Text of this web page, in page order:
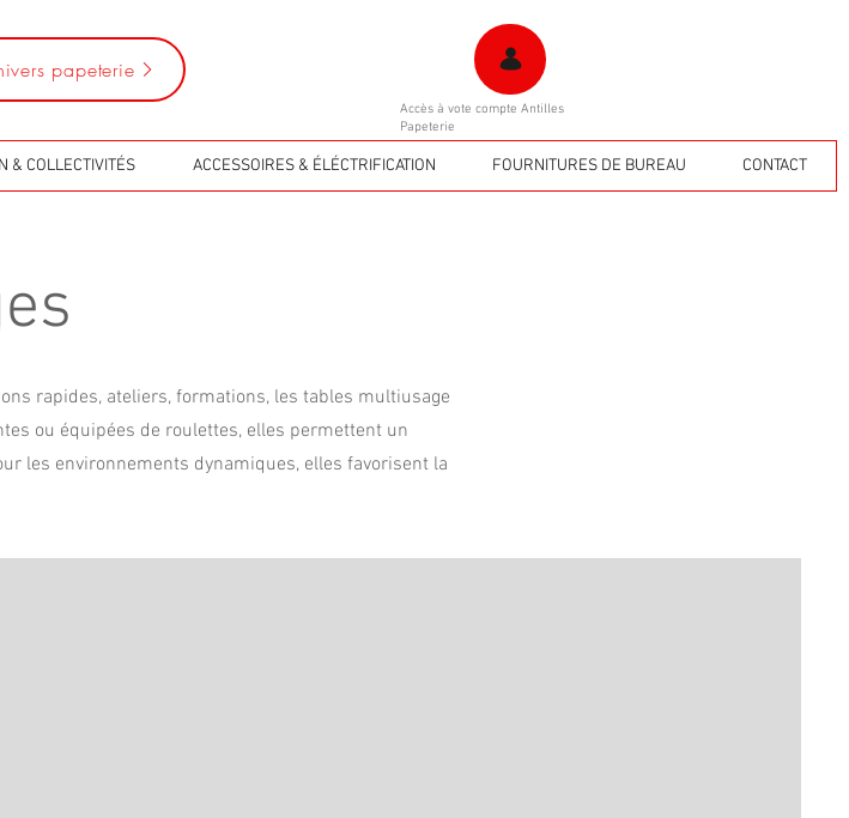
papeterie
Accès à vote compte Antilles
Papeterie
& COLLECTIVITÉS ACCESSOIRES & ÉLÉCTRIFICATION FOURNITURES DE BUREAU CONTACT
rapides, ateliers, formations, les tables multiusage
ou équipées de roulettes, elles permettent un
les environnements dynamiques, elles favorisent la